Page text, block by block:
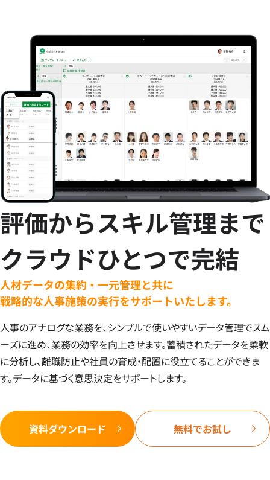
評価からスキル管理まで
クラウドひとつで完結
人材データの集約・一元管理と共に
戦略的な人事施策の実行をサポートいたします。
人事のアナログな業務を、シンプルで使いやすいデータ管理でスム
ーズに進め、業務の効率を向上させます。蓄積されたデータを柔軟
に分析し、離職防止や社員の育成・配置に役立てることができま
す。データに基づく意思決定をサポートします。
資料ダウンロード 無料でお試し